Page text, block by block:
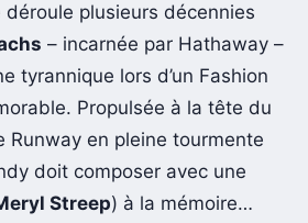
déroule plusieurs décennies
– incarnée par Hathaway –
tyrannique lors d’un Fashion
Propulsée à la tête du
Runway en pleine tourmente
doit composer avec une
Streep) à la mémoire…